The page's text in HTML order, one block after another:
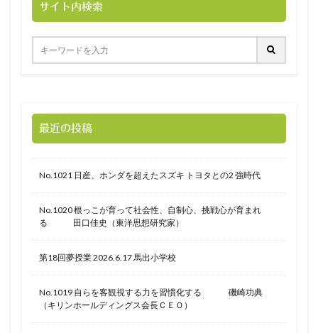
サイト内検索
最近の投稿
No.1021 日産、ホンダを超えたスズキ トヨタとの2 強時代
No.1020 根っこが育って社会性、自制心、挑戦心が育まれ
る 田口佳史（東洋思想研究家）
第18回夢授業 2026.6.17 馬出小学校
No.1019 自らを客観視する力を習慣化する 磯崎功典
（キリンホールディングス会長ＣＥＯ）